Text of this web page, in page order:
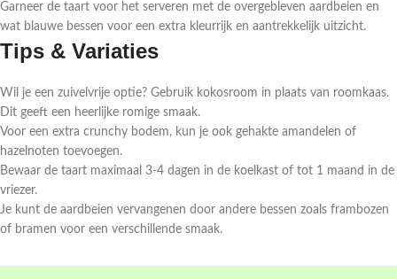
Garneer de taart voor het serveren met de overgebleven aardbeien en
wat blauwe bessen voor een extra kleurrijk en aantrekkelijk uitzicht.
Tips & Variaties
Wil je een zuivelvrije optie? Gebruik kokosroom in plaats van roomkaas.
Dit geeft een heerlijke romige smaak.
Voor een extra crunchy bodem, kun je ook gehakte amandelen of
hazelnoten toevoegen.
Bewaar de taart maximaal 3-4 dagen in de koelkast of tot 1 maand in de
vriezer.
Je kunt de aardbeien vervangenen door andere bessen zoals frambozen
of bramen voor een verschillende smaak.